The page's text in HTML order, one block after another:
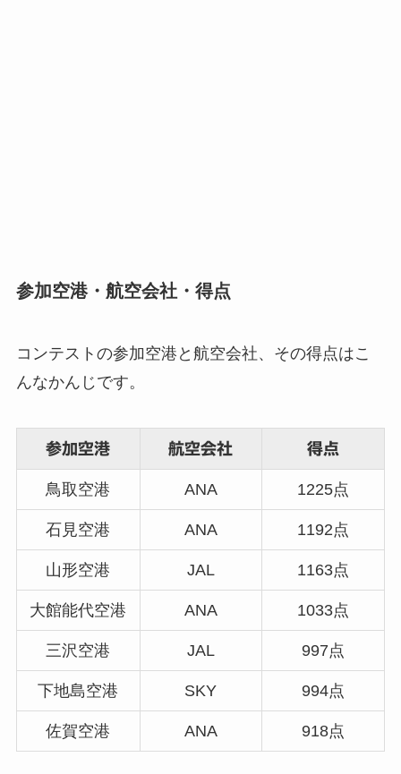
参加空港・航空会社・得点
コンテストの参加空港と航空会社、その得点はこ
んなかんじです。
参加空港 航空会社 得点
鳥取空港 ANA 1225点
石見空港 ANA 1192点
山形空港 JAL 1163点
大館能代空港 ANA 1033点
三沢空港 JAL 997点
下地島空港 SKY 994点
佐賀空港 ANA 918点